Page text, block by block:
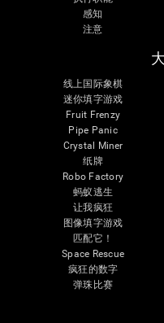
感知
注意
线上国际象棋
迷你填字游戏
Fruit Frenzy
Pipe Panic
Crystal Miner
纸牌
Robo Factory
蚂蚁逃生
让我疯狂
图像填字游戏
匹配它！
Space Rescue
疯狂的数字
弹珠比赛